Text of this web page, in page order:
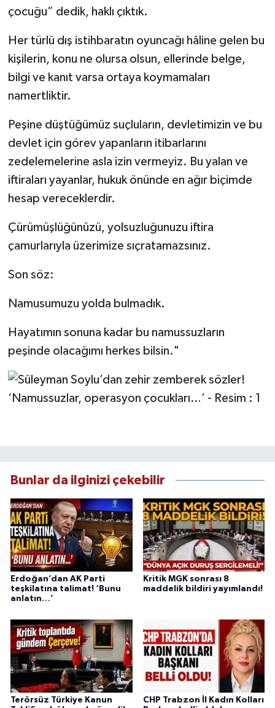
çocuğu” dedik, haklı çıktık.
Her türlü dış istihbaratın oyuncağı hâline gelen bu
kişilerin, konu ne olursa olsun, ellerinde belge,
bilgi ve kanıt varsa ortaya koymamaları
namertliktir.
Peşine düştüğümüz suçluların, devletimizin ve bu
devlet için görev yapanların itibarlarını
zedelemelerine asla izin vermeyiz. Bu yalan ve
iftiraları yayanlar, hukuk önünde en ağır biçimde
hesap vereceklerdir.
Çürümüşlüğünüzü, yolsuzluğunuzu iftira
çamurlarıyla üzerimize sıçratamazsınız.
Son söz:
Namusumuzu yolda bulmadık.
Hayatımın sonuna kadar bu namussuzların
peşinde olacağımı herkes bilsin."
Bunlar da ilginizi çekebilir
Erdoğan’dan AK Parti
teşkilatına talimat! ‘Bunu
anlatın…’
Kritik MGK sonrası 8
maddelik bildiri yayımlandı!
Terörsüz Türkiye Kanun
CHP Trabzon İl Kadın Kolları